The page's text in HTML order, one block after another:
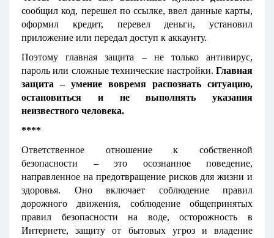
сообщил код, перешел по ссылке, ввел данные карты,
оформил кредит, перевел деньги, установил
приложение или передал доступ к аккаунту.
Поэтому главная защита – не только антивирус,
пароль или сложные технические настройки. Главная
защита – умение вовремя распознать ситуацию,
остановиться и не выполнять указания
неизвестного человека.
****
Ответственное отношение к собственной
безопасности – это осознанное поведение,
направленное на предотвращение рисков для жизни и
здоровья. Оно включает соблюдение правил
дорожного движения, соблюдение общепринятых
правил безопасности на воде, осторожность в
Интернете, защиту от бытовых угроз и владение